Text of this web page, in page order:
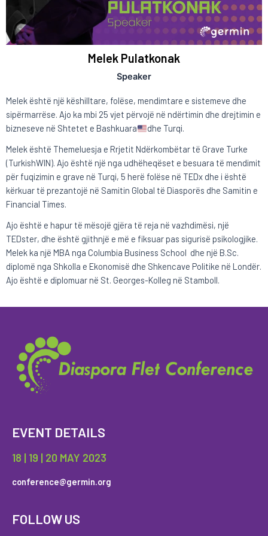
Melek Pulatkonak
Speaker
Melek është një këshilltare, folëse, mendimtare e sistemeve dhe
sipërmarrëse. Ajo ka mbi 25 vjet përvojë në ndërtimin dhe drejtimin e
bizneseve në Shtetet e Bashkuara
dhe Turqi.
Melek është Themeluesja e Rrjetit Ndërkombëtar të Grave Turke
(TurkishWIN). Ajo është një nga udhëheqëset e besuara të mendimit
për fuqizimin e grave në Turqi, 5 herë folëse në TEDx dhe i është
kërkuar të prezantojë në Samitin Global të Diasporës dhe Samitin e
Financial Times.
Ajo është e hapur të mësojë gjëra të reja në vazhdimësi, një
TEDster, dhe është gjithnjë e më e fiksuar pas sigurisë psikologjike.
Melek ka një MBA nga Columbia Business School dhe një B.Sc.
diplomë nga Shkolla e Ekonomisë dhe Shkencave Politike në Londër.
Ajo është e diplomuar në St. Georges-Kolleg në Stamboll.
EVENT DETAILS
18 | 19 | 20 MAY 2023
conference@germin.org
FOLLOW US